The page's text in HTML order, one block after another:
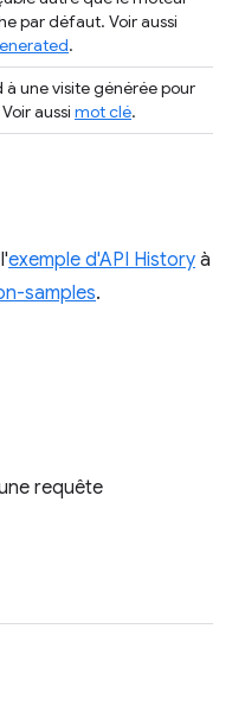
par défaut. Voir aussi
.
à une visite générée pour
aussi mot clé.
exemple d'API History à
samples.
requête